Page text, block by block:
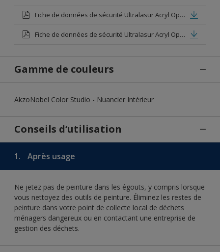
Fiche de données de sécurité Ultralasur Acryl Opaque
Fiche de données de sécurité Ultralasur Acryl Opaque Base clear
Gamme de couleurs
AkzoNobel Color Studio - Nuancier Intérieur
Conseils d’utilisation
1. Après usage
Ne jetez pas de peinture dans les égouts, y compris lorsque
vous nettoyez des outils de peinture. Éliminez les restes de
peinture dans votre point de collecte local de déchets
ménagers dangereux ou en contactant une entreprise de
gestion des déchets.